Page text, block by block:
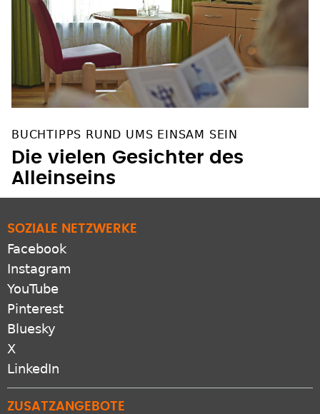
BUCHTIPPS RUND UMS EINSAM SEIN
Die vielen Gesichter des
Alleinseins
SOZIALE NETZWERKE
Facebook
Instagram
YouTube
Pinterest
Bluesky
X
LinkedIn
ZUSATZANGEBOTE